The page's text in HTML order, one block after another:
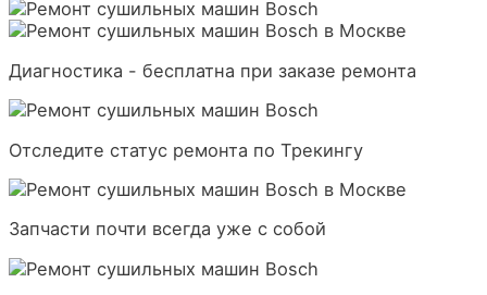
Диагностика - бесплатна при заказе ремонта
Отследите статус ремонта по Трекингу
Запчасти почти всегда уже с собой